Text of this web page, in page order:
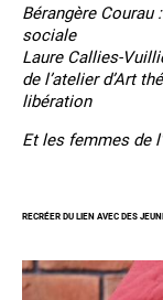
Bérangère
sociale
Laure Callies-
de l’atelier d’Art
libération
Et les femmes de
RECRÉER DU LIEN AVEC DES